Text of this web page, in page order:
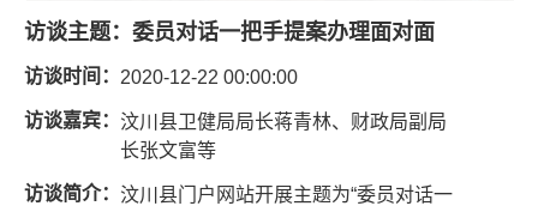
访谈主题： 委员对话一把手提案办理面对面
访谈时间： 2020-12-22 00:00:00
访谈嘉宾： 汶川县卫健局局长蒋青林、财政局副局
长张文富等
访谈简介： 汶川县门户网站开展主题为“委员对话一